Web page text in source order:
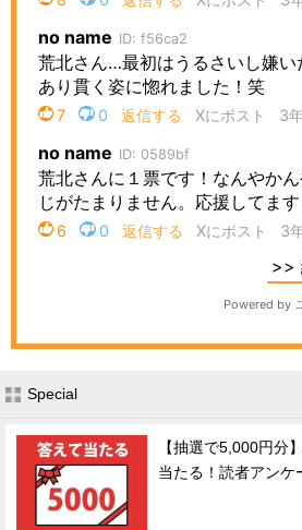
Special
【抽選で5,000円分
当たる！読者アンケ